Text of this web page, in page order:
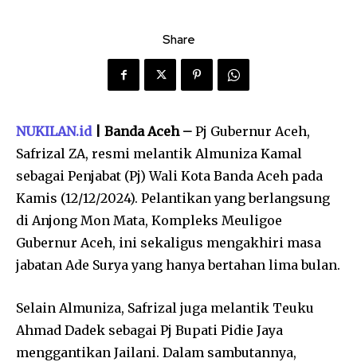
Share
NUKILAN.id| Banda Aceh – Pj Gubernur Aceh,
Safrizal ZA, resmi melantik Almuniza Kamal
sebagai Penjabat (Pj) Wali Kota Banda Aceh pada
Kamis (12/12/2024). Pelantikan yang berlangsung
di Anjong Mon Mata, Kompleks Meuligoe
Gubernur Aceh, ini sekaligus mengakhiri masa
jabatan Ade Surya yang hanya bertahan lima bulan.
Selain Almuniza, Safrizal juga melantik Teuku
Ahmad Dadek sebagai Pj Bupati Pidie Jaya
menggantikan Jailani. Dalam sambutannya,